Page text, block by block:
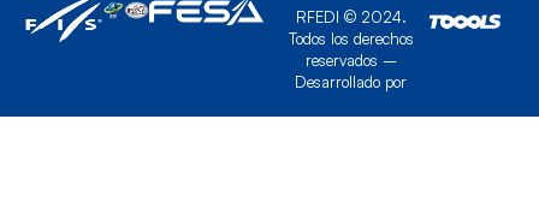
RFEDI © 2024.
Todos los derechos
reservados –
Desarrollado por